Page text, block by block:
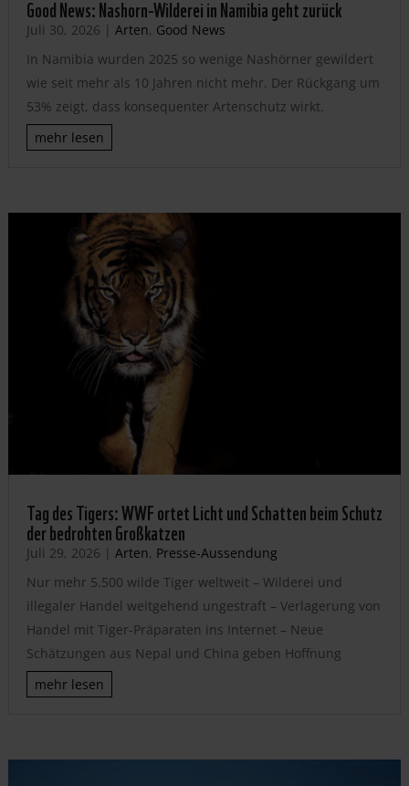
Good News: Nashorn-Wilderei in Namibia geht zurück
Juli 30, 2026 | Arten, Good News
In Namibia wurden 2025 so wenige Nashörner gewildert
wie seit mehr als 10 Jahren nicht mehr. Der Rückgang um
53% zeigt, dass konsequenter Artenschutz wirkt.
mehr lesen
Tag des Tigers: WWF ortet Licht und Schatten beim Schutz
der bedrohten Großkatzen
Juli 29, 2026 | Arten, Presse-Aussendung
Nur mehr 5.500 wilde Tiger weltweit – Wilderei und
illegaler Handel weitgehend ungestraft – Verlagerung von
Handel mit Tiger-Präparaten ins Internet – Neue
Schätzungen aus Nepal und China geben Hoffnung
mehr lesen